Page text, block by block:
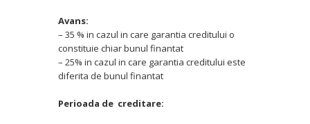
Avans:
– 35 % in cazul in care garantia creditului o
constituie chiar bunul finantat
– 25% in cazul in care garantia creditului este
diferita de bunul finantat
Perioada de creditare: